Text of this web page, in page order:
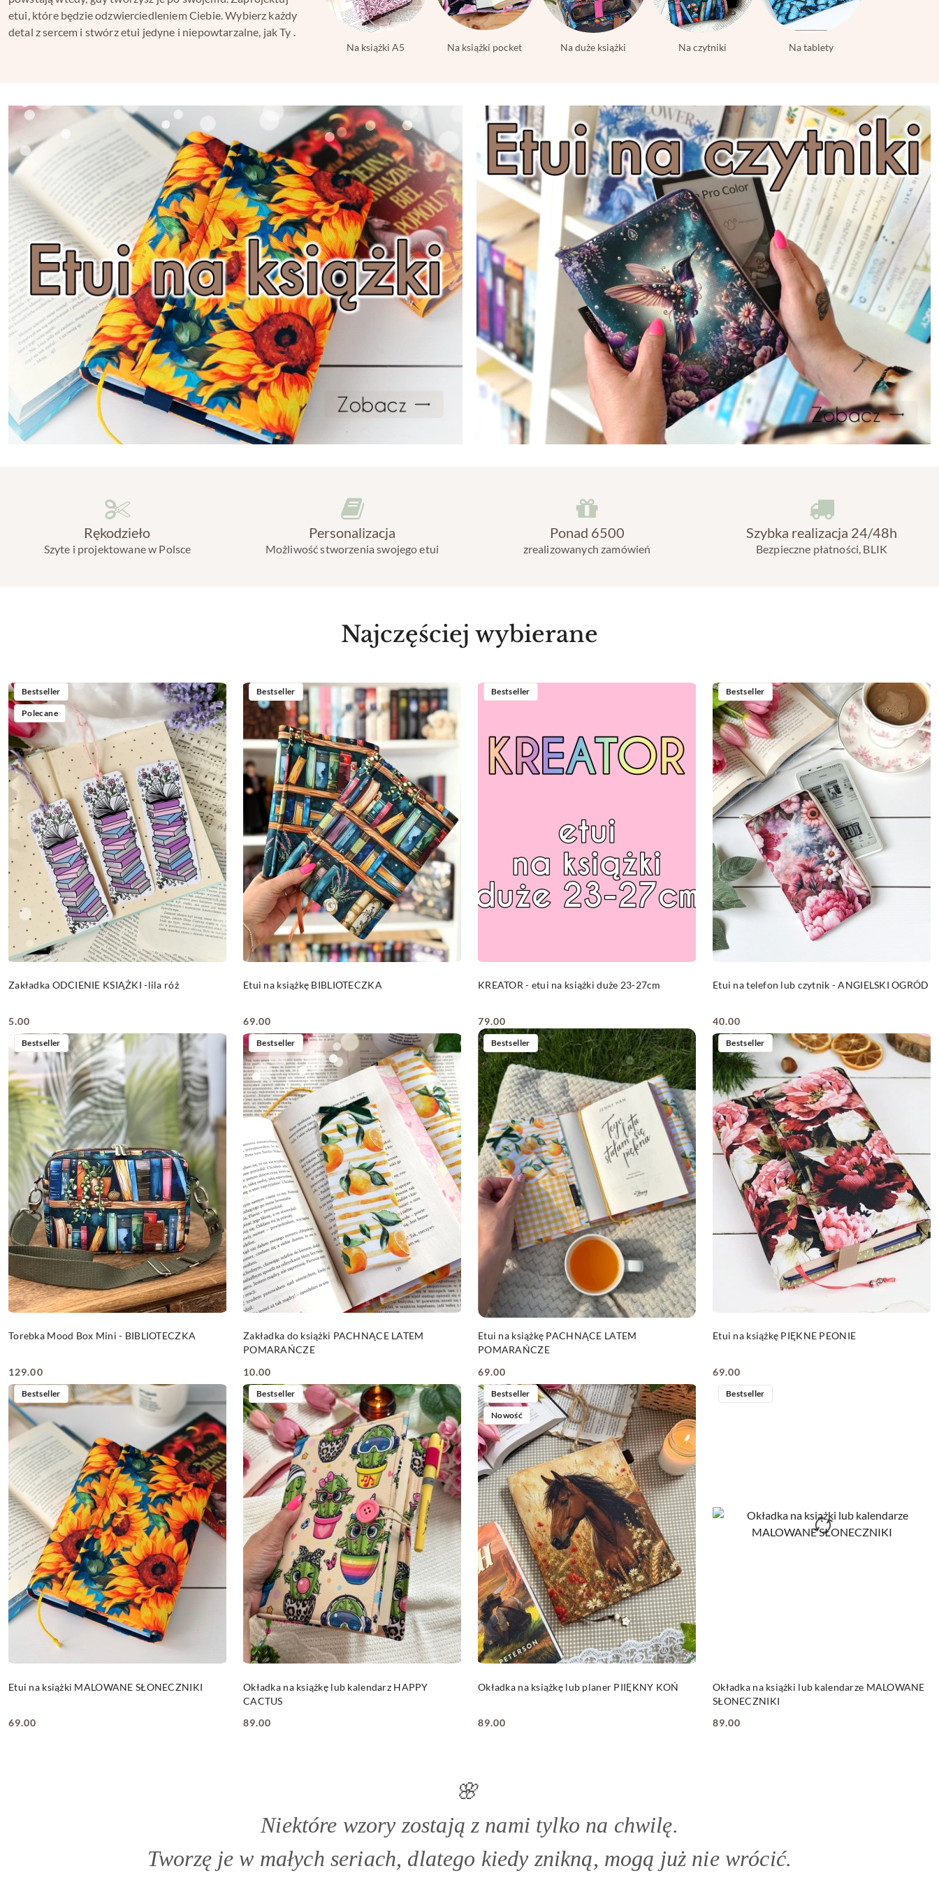
etui, które będzie odzwierciedleniem Ciebie. Wybierz każdy
detal z sercem i stwórz etui jedyne i niepowtarzalne, jak Ty .
Na książki A5 Na książki pocket Na duże książki Na czytniki Na tablety
Rękodzieło
Szyte i projektowane w Polsce
Personalizacja
Możliwość stworzenia swojego etui
Ponad 6500
zrealizowanych zamówień
Szybka realizacja 24/48h
Bezpieczne płatności, BLIK
Najczęściej wybierane
Zakładka ODCIENIE KSIĄŻKI -lila róż
Cena:
5.00
Bestseller
Polecane
DO KOSZYKA Etui na książkę BIBLIOTECZKA
Cena:
69.00
Bestseller
KREATOR - etui na książki duże 23-27cm
Cena:
79.00
Bestseller
Etui na telefon lub czytnik - ANGIELSKI OGRÓD
Cena:
40.00
Bestseller
Torebka Mood Box Mini - BIBLIOTECZKA
Cena:
129.00
Bestseller
Zakładka do książki PACHNĄCE LATEM
POMARAŃCZE
Cena:
10.00
Bestseller
Etui na książkę PACHNĄCE LATEM
POMARAŃCZE
Cena:
69.00
Bestseller
Etui na książkę PIĘKNE PEONIE
Cena:
69.00
Bestseller
Etui na książki MALOWANE SŁONECZNIKI
Cena:
69.00
Bestseller
Okładka na książkę lub kalendarz HAPPY
CACTUS
Cena:
89.00
Bestseller
Okładka na książkę lub planer PIIĘKNY KOŃ
Cena:
89.00
Bestseller
Nowość
Okładka na książki lub kalendarze MALOWANE
SŁONECZNIKI
Cena:
89.00
Bestseller
🌸
Niektóre wzory zostają z nami tylko na chwilę.
Tworzę je w małych seriach, dlatego kiedy znikną, mogą już nie wrócić.